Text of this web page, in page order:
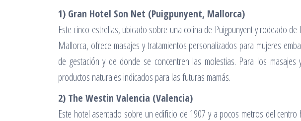
1) Gran Hotel Son Net (Puigpunyent, Mallorca)
Este cinco estrellas, ubicado sobre una colina de Puigpunyent y rodeado
Mallorca, ofrece masajes y tratamientos personalizados para mujeres
de gestación y de donde se concentren las molestias. Para los
productos naturales indicados para las futuras mamás.
2) The Westin Valencia (Valencia)
Este hotel asentado sobre un edificio de 1907 y a pocos metros del